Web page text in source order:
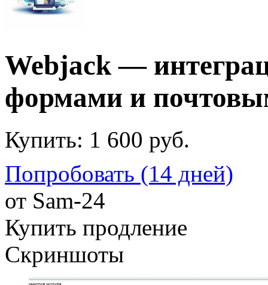
Webjack —
формами и
Купить: 1 600 руб.
Попробовать (14 дней)
от Sam-24
Купить продление
Скриншоты